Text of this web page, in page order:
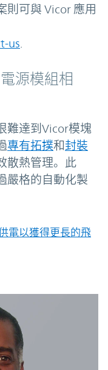
則可與 Vicor 應用
us
源模組相
難達到Vicor模塊
專有拓撲和封裝
散熱管理。此
嚴格的自動化製
電以獲得更長的飛